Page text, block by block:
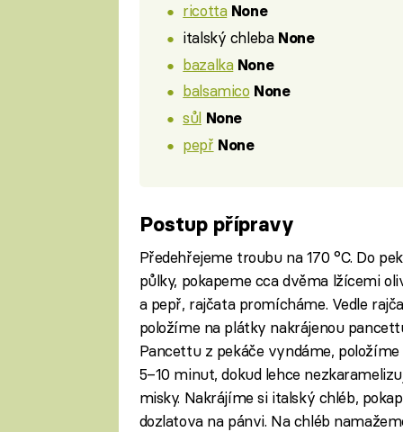
ricotta None
italský chleba None
bazalka None
balsamico None
sůl None
pepř None
Postup přípravy
Předehřejeme troubu na 170 °C. Do
půlky, pokapeme cca dvěma lžícemi
a pepř, rajčata promícháme. Vedle
položíme na plátky nakrájenou
Pancettu z pekáče vyndáme,
5–10 minut, dokud lehce
misky. Nakrájíme si italský chléb,
dozlatova na pánvi. Na chléb